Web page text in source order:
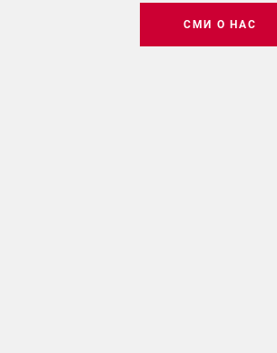
СМИ О НАС